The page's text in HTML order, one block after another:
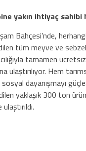
yakın ihtiyaç sahibi
Bahçesi’nde,
tüm meyve ve
tamamen
ulaştırılıyor. Hem
dayanışmayı
yaklaşık 300 ton